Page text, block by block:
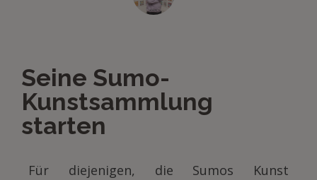
Seine Sumo-
Kunstsammlung
starten
Für diejenigen, die Sumos Kunst